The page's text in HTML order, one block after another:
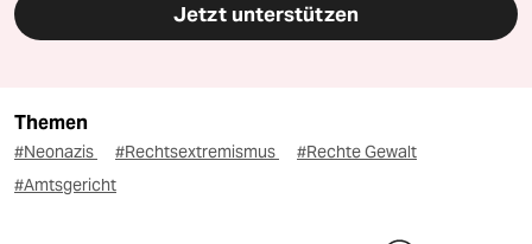
Jetzt unterstützen
Themen
#Neonazis #Rechtsextremismus
#Rechte Gewalt
#Amtsgericht